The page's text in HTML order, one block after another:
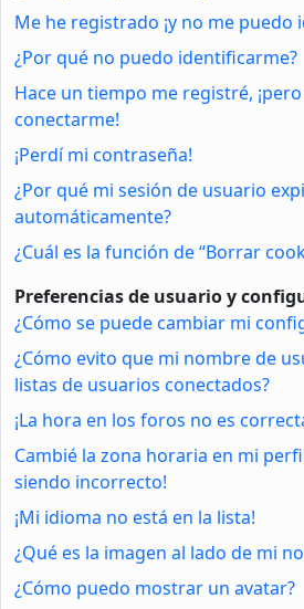
Me he registrado ¡y no me puedo
¿Por qué no puedo identificarme?
Hace un tiempo me registré,
conectarme!
¡Perdí mi contraseña!
¿Por qué mi sesión de usuario
automáticamente?
¿Cuál es la función de “Borrar
Preferencias de usuario y
¿Cómo se puede cambiar mi
¿Cómo evito que mi nombre de
listas de usuarios conectados?
¡La hora en los foros no es
Cambié la zona horaria en mi
siendo incorrecto!
¡Mi idioma no está en la lista!
¿Qué es la imagen al lado de mi
¿Cómo puedo mostrar un avatar?